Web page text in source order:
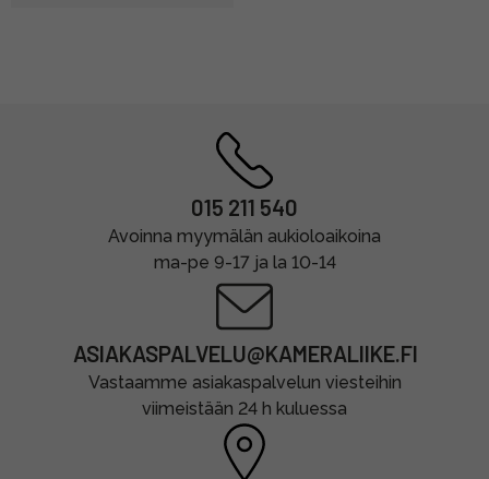
015 211 540
Avoinna myymälän aukioloaikoina
ma-pe 9-17 ja la 10-14
ASIAKASPALVELU@KAMERALIIKE.FI
Vastaamme asiakaspalvelun viesteihin
viimeistään 24 h kuluessa